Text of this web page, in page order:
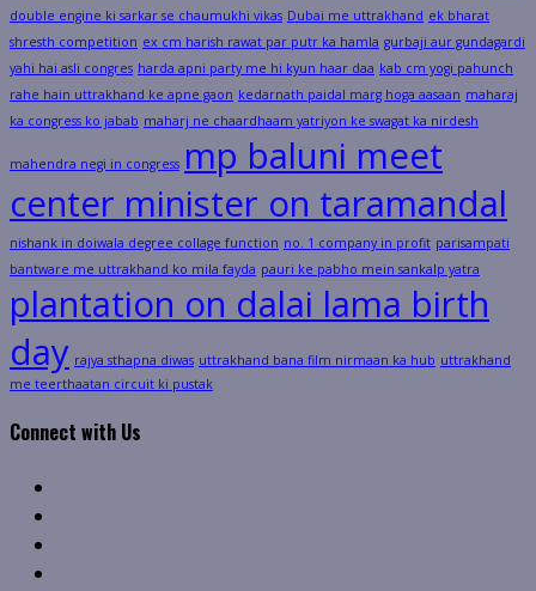
double engine ki sarkar se chaumukhi vikas Dubai me uttrakhand ek bharat
shresth competition ex cm harish rawat par putr ka hamla gurbaji aur gundagardi
yahi hai asli congres harda apni party me hi kyun haar daa kab cm yogi pahunch
rahe hain uttrakhand ke apne gaon kedarnath paidal marg hoga aasaan maharaj
ka congress ko jabab maharj ne chaardhaam yatriyon ke swagat ka nirdesh
mahendra negi in congress mp baluni meet
center minister on taramandal
nishank in doiwala degree collage function no. 1 company in profit parisampati
bantware me uttrakhand ko mila fayda pauri ke pabho mein sankalp yatra
plantation on dalai lama birth
day rajya sthapna diwas uttrakhand bana film nirmaan ka hub uttrakhand
me teerthaatan circuit ki pustak
Connect with Us